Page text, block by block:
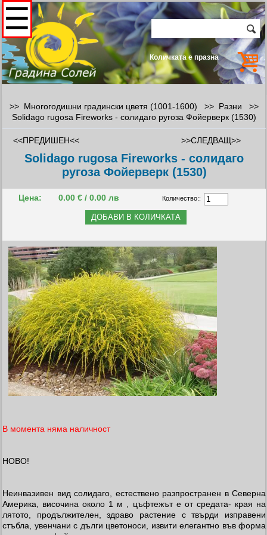
Количката е празна
☰
>> Многогодишни градински цветя (1001-1600) >> Разни >>
Solidago rugosa Fireworks - солидаго ругоза Фойерверк (1530)
<<ПРЕДИШЕН<< >>СЛЕДВАЩ>>
Solidago rugosa Fireworks - солидаго
ругоза Фойерверк (1530)
Цена: 0.00 € / 0.00 лв Количество::
В момента няма наличност
НОВО!
Неинвазивен вид солидаго, естествено разпространен в Северна
Америка, височина около 1 м , цъфтежът е от средата- края на
лятото, продължителен, здраво растение с твърди изправени
стъбла, увенчани с дълги цветоноси, извити елегантно във форма